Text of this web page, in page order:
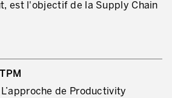
du client
est l'objectif de la Supply Chain
de Productivity